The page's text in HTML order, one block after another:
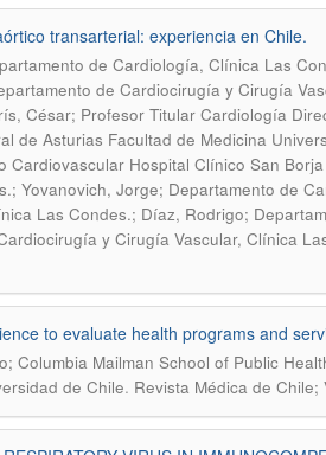
transarterial: experiencia en Chile.
de Cardiología, Clínica Las
de Cardiocirugía y Cirugía
César; Profesor Titular Cardiología
de Asturias Facultad de Medicina
Cardiovascular Hospital Clínico San
Yovanovich, Jorge; Departamento de
Las Condes.; Díaz, Rodrigo;
y Cirugía Vascular, Clínica
to evaluate health programs and
Columbia Mailman School of Public
de Chile. Revista Médica de